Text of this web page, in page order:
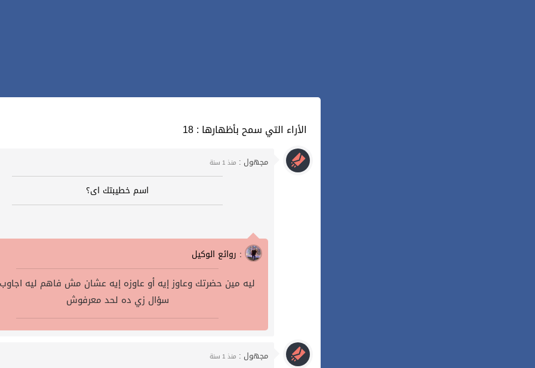
18 : الأراء التي سمح بأظهارها
مجهول : منذ 1 سنة
اسم خطيبتك اى؟
روائع الوكيل :
ليه مين حضرتك وعاوز إيه أو عاوزه إيه عشان مش فاهم ليه
سؤال زي ده لحد معرفوش
مجهول : منذ 1 سنة